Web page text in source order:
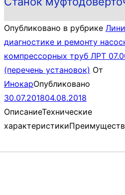
Опубликовано в рубрике
диагностике и ремонту
компрессорных труб ЛРТ
(перечень установок) От
ИнокарОпубликовано
30.07.201804.08.2018
ОписаниеТехнические
характеристики